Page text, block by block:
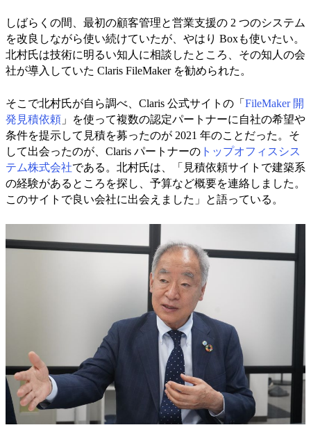
しばらくの間、最初の顧客管理と営業支援の 2 つのシステム
を改良しながら使い続けていたが、やはり Boxも使いたい。
北村氏は技術に明るい知人に相談したところ、その知人の会
社が導入していた Claris FileMaker を勧められた。
そこで北村氏が自ら調べ、Claris 公式サイトの「 FileMaker 開
発見積依頼 」を使って複数の認定パートナーに自社の希望や
条件を提示して見積を募ったのが 2021 年のことだった。そ
して出会ったのが、Claris パートナーの トップオフィスシス
テム株式会社である。北村氏は、「見積依頼サイトで建築系
の経験があるところを探し、予算など概要を連絡しました。
このサイトで良い会社に出会えました」と語っている。